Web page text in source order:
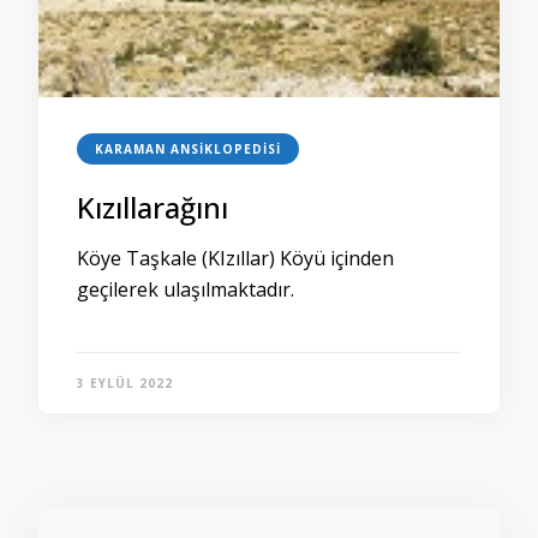
KARAMAN ANSIKLOPEDISI
Kızıllarağını
Köye Taşkale (KIzıllar) Köyü içinden
geçilerek ulaşılmaktadır.
3 EYLÜL 2022